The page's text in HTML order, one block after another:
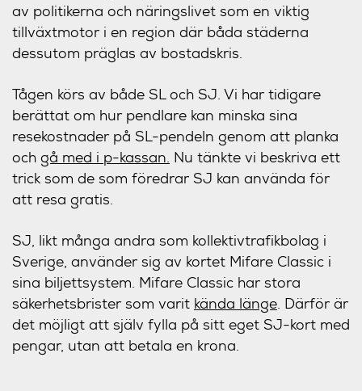
av politikerna och näringslivet som en viktig
tillväxtmotor i en region där båda städerna
dessutom präglas av bostadskris.
Tågen körs av både SL och SJ. Vi har tidigare
berättat om hur pendlare kan minska sina
resekostnader på SL-pendeln genom att planka
och gå med i p-kassan. Nu tänkte vi beskriva ett
trick som de som föredrar SJ kan använda för
att resa gratis.
SJ, likt många andra som kollektivtrafikbolag i
Sverige, använder sig av kortet Mifare Classic i
sina biljettsystem. Mifare Classic har stora
säkerhetsbrister som varit kända länge. Därför är
det möjligt att själv fylla på sitt eget SJ-kort med
pengar, utan att betala en krona.